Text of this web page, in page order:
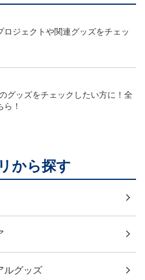
ロジェクトや関連グッズをチェッ
グッズをチェックしたい方に！全
！
から探す
ルグッズ